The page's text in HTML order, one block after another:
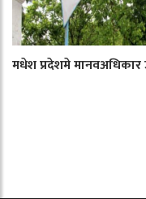
मधेश प्रदेशमे मानवअधिकार